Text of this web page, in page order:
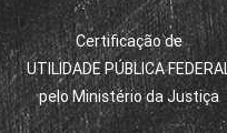
Certificação de
UTILIDADE PÚBLICA
pelo Ministério da Justiça